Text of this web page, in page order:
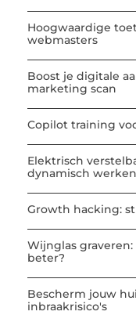
Hoogwaardige
webmasters
Boost je digitale
marketing scan
Copilot training
Elektrisch
dynamisch werken
Growth hacking:
Wijnglas
beter?
Bescherm jouw
inbraakrisico's